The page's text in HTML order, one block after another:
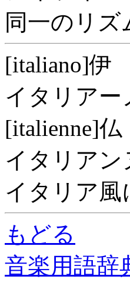
同一のリ
[italiano]伊
イタリアー
[italienne]仏
イタリアン
イタリア風
もどる
音楽用語辞